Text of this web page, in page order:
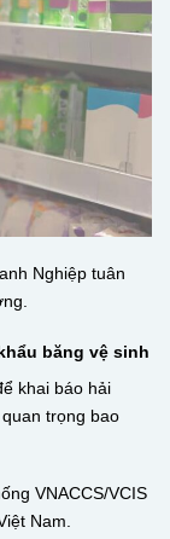
Nghiệp tuân
băng vệ sinh
khai báo hải
trọng bao
VNACCS/VCIS
Nam.